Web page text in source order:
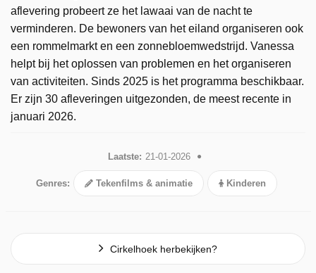
aflevering probeert ze het lawaai van de nacht te
verminderen. De bewoners van het eiland organiseren ook
een rommelmarkt en een zonnebloemwedstrijd. Vanessa
helpt bij het oplossen van problemen en het organiseren
van activiteiten. Sinds 2025 is het programma beschikbaar.
Er zijn 30 afleveringen uitgezonden, de meest recente in
januari 2026.
Laatste: 21-01-2026
Genres: Tekenfilms & animatie Kinderen
Cirkelhoek herbekijken?